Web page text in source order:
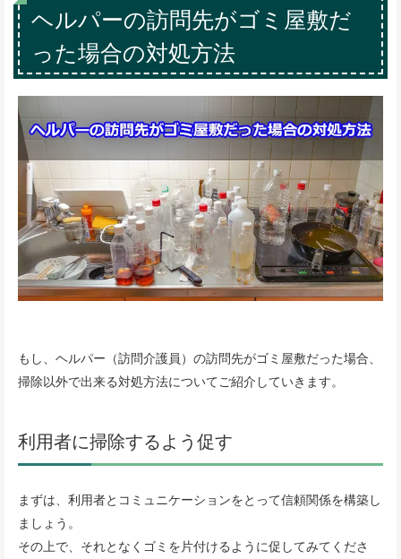
ヘルパーの訪問先がゴミ屋敷だ
った場合の対処方法
もし、ヘルパー（訪問介護員）の訪問先がゴミ屋敷だった場合、
掃除以外で出来る対処方法についてご紹介していきます。
利用者に掃除するよう促す
まずは、利用者とコミュニケーションをとって信頼関係を構築し
ましょう。
その上で、それとなくゴミを片付けるように促してみてくださ